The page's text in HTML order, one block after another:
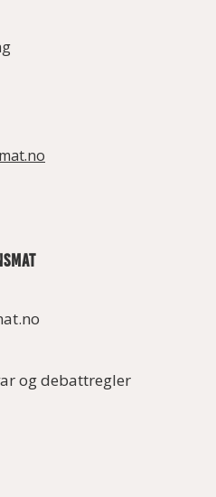
og debattregler